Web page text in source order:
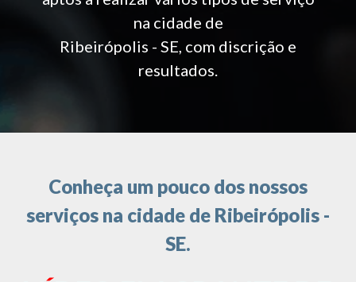
na cidade de
Ribeirópolis - SE, com discrição e
resultados.
Conheça um pouco dos nossos
serviços na cidade de Ribeirópolis -
SE.